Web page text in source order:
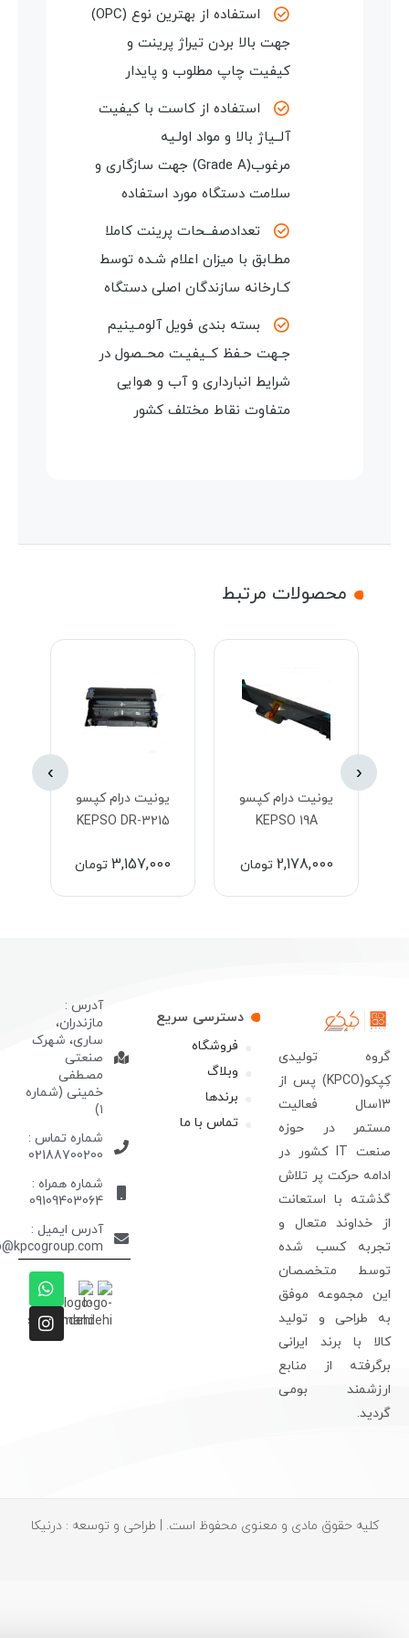
استفاده از بهترین نوع (OPC)
جهت بالا بردن تیراژ پرینت و
کیفیت چاپ مطلوب و پایدار
استفاده از کاست با کیفیت
آلــیاژ بالا و مواد اولـیه
مرغوب(Grade A) جهت سازگاری
و
سلامت دستگاه مورد استفاده
تعدادصفــحات پرینت کاملا
مطـابق با میزان اعلام شـده توسط
کـارخانه سازندگان اصلی دستگاه
بسته بندی فویل آلومـینیم
جـهت حـفظ کــیفیـت محــصول در
شرایط انبارداری و آب و هوایی
متفاوت نقاط مختلف کشور
محصولات مرتبط
یونیت درام کپسو
KEPSO 19A
2,178,000 تومان
یونیت درام کپسو
KEPSO DR-3215
3,157,000 تومان
‹
›
تولیدی
کِپکو(KPCO) پس از
13سال فعالیت
در حوزه
صنعت IT کشور در
حرکت پر تلاش
با استعانت
خداوند متعال و
کسب شده
متخصصان
مجموعه موفق
طراحی و تولید
با برند ایرانی
از منابع
بومی
دسترسی سریع
فروشگاه
وبلاگ
برندها
تماس با ما
آدرس :
مازندران،
ساری، شهرک
صنعتی
مصطفی
خمینی (شماره
شماره تماس :
02188700200
شماره همراه :
09109403064
آدرس ایمیل :
info@kpcogroup.com
کلیه حقوق مادی و معنوی محفوظ است. | طراحی و توسعه : درنیکا